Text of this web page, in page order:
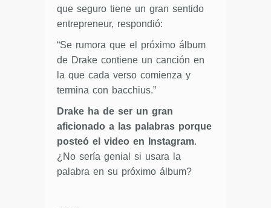
que seguro tiene un gran sentido
entrepreneur, respondió:
“Se rumora que el próximo álbum
de Drake contiene un canción en
la que cada verso comienza y
termina con bacchius.”
Drake ha de ser un gran
aficionado a las palabras porque
posteó el video en Instagram.
¿No sería genial si usara la
palabra en su próximo álbum?